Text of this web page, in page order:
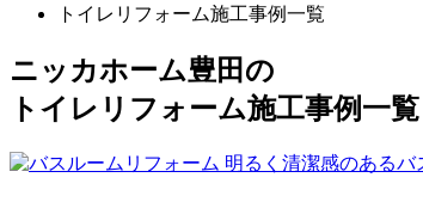
トイレリフォーム施工事例一覧
ニッカホーム豊田の
トイレリフォーム施工事例一覧